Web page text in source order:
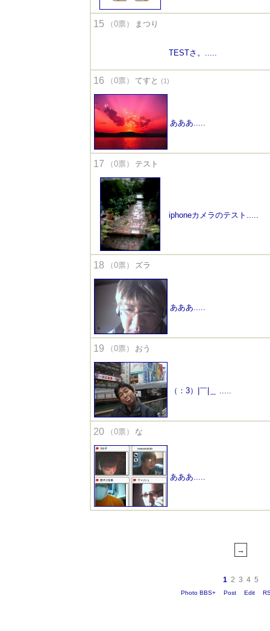
15 （0票） まつり
TESTさ。.....
16 （0票） てすと (1)
あああ.....
17 （0票） テスト
iphoneカメラのテスト.....
18 （0票） ズラ
あああ.....
19 （0票） おう
（：3）|￣|＿ .....
20 （0票） な
あああ.....
1 2 3 4 5
Photo BBS+ Post Edit